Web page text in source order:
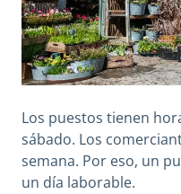
Los puestos tienen
sábado. Los
semana. Por eso, un
un día laborable.